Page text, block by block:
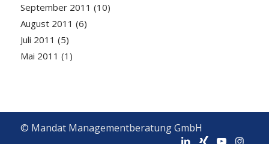
September 2011 (10)
August 2011 (6)
Juli 2011 (5)
Mai 2011 (1)
© Mandat Managementberatung GmbH